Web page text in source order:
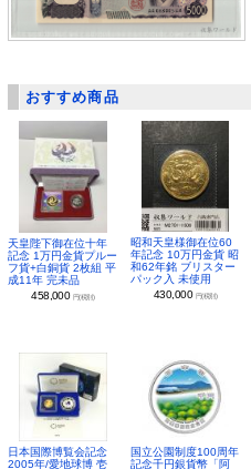
おすすめ商品
天皇陛下御在位十年
記念 1万円金貨プルー
フ貨+白銅貨 2枚組 平
成11年 完未品
458,000 円(税別)
昭和天皇様御在位60
年記念 10万円金貨 昭
和62年銘 ブリスター
パック入 未使用
430,000 円(税別)
日本国際博覧会記念
2005年/愛地球博 壱
国立公園制度100周年
記念千円銀貨幣「阿